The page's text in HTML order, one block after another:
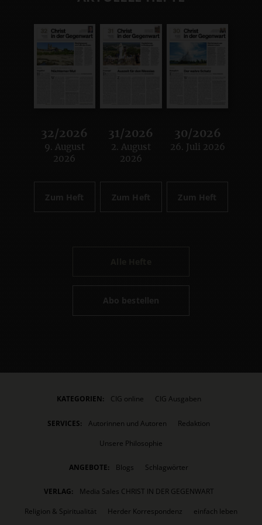
32/2026
:
9. August
2026
Zum Heft
31/2026
:
2. August
2026
Zum Heft
30/2026
:
26. Juli 2026
Zum Heft
Abo bestellen
KATEGORIEN: CIG online CIG Ausgaben
SERVICES: Autorinnen und Autoren
Redaktion
Unsere Philosophie
ANGEBOTE: Blogs Schlagwörter
VERLAG:
Media Sales CHRIST IN DER GEGENWART
Religion & Spiritualität
Herder Korrespondenz
einfach leben